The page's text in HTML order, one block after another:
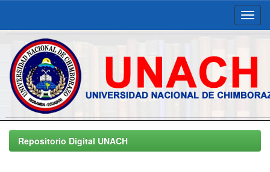
Skip
navigationRepositorio Digital UNACH